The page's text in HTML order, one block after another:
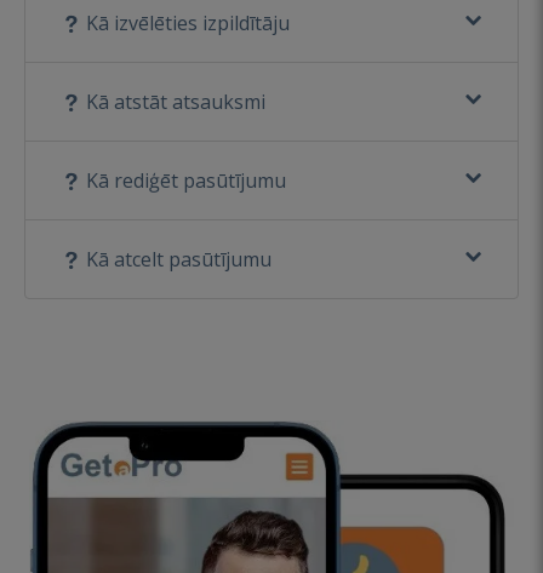
Kā izvēlēties izpildītāju
Kā atstāt atsauksmi
Kā rediģēt pasūtījumu
Kā atcelt pasūtījumu